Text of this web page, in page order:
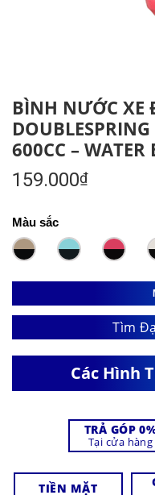
BÌNH NƯỚC XE
600CC – WATER
159.000₫
Màu sắc
Tìm
Các Hình
TRẢ GÓP
Tại cửa hàng
TIỀN MẶT